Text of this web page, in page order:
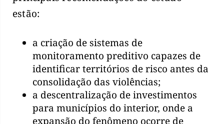
estão:
a criação de sistemas de
monitoramento preditivo capazes de
identificar territórios de risco antes da
consolidação das violências;
a descentralização de investimentos
para municípios do interior, onde a
expansão do fenômeno ocorre de